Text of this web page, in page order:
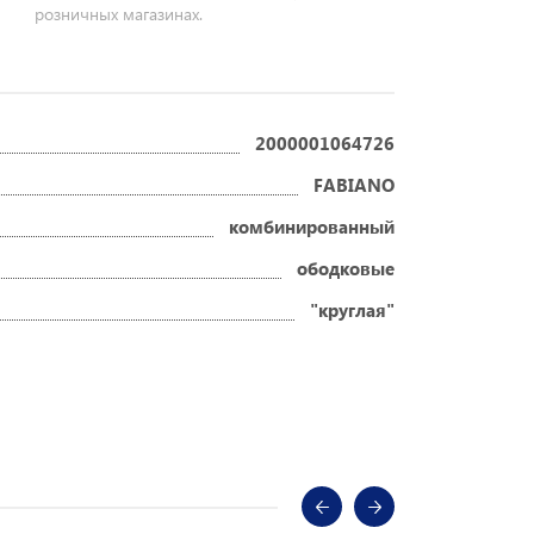
розничных магазинах.
2000001064726
FABIANO
комбинированный
ободковые
"круглая"